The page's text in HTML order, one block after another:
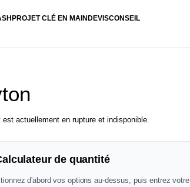
PROJET CLÉ EN MAIN DEVISCONSEIL
est actuellement en rupture et indisponible.
de quantité
d'abord vos options au-dessus, puis entrez votre